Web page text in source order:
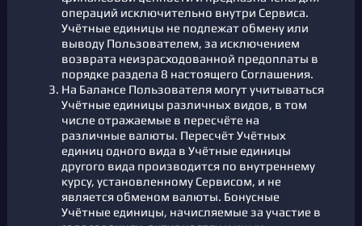
операций исключительно внутри Сервиса.
Учётные единицы не подлежат обмену или
выводу Пользователем, за исключением
возврата неизрасходованной предоплаты в
порядке раздела 8 настоящего Соглашения.
На Балансе Пользователя могут учитываться
Учётные единицы различных видов, в том
числе отражаемые в пересчёте на
различные валюты. Пересчёт Учётных
единиц одного вида в Учётные единицы
другого вида производится по внутреннему
курсу, установленному Сервисом, и не
является обменом валюты. Бонусные
Учётные единицы, начисляемые за участие в